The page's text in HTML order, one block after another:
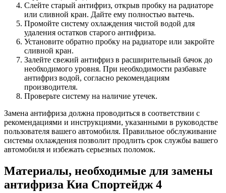
Слейте старый антифриз, открыв пробку на радиаторе
или сливной кран. Дайте ему полностью вытечь.
Промойте систему охлаждения чистой водой для
удаления остатков старого антифриза.
Установите обратно пробку на радиаторе или закройте
сливной кран.
Залейте свежий антифриз в расширительный бачок до
необходимого уровня. При необходимости разбавьте
антифриз водой, согласно рекомендациям
производителя.
Проверьте систему на наличие утечек.
Замена антифриза должна проводиться в соответствии с
рекомендациями и инструкциями, указанными в руководстве
пользователя вашего автомобиля. Правильное обслуживание
системы охлаждения позволит продлить срок службы вашего
автомобиля и избежать серьезных поломок.
Материалы, необходимые для замены
антифриза Киа Спортейдж 4